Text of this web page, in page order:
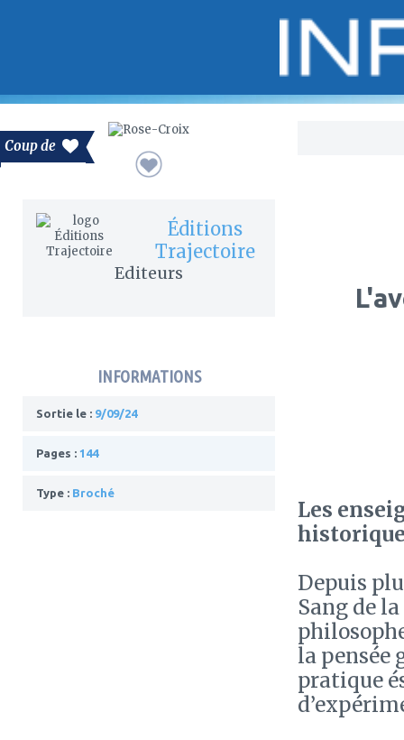
Coup de
Éditions
Trajectoire
Editeurs
INFORMATIONS
Sortie le : 9/09/24
Pages : 144
Type : Broché
Les
Depuis
Sang de
la pensée
pratique